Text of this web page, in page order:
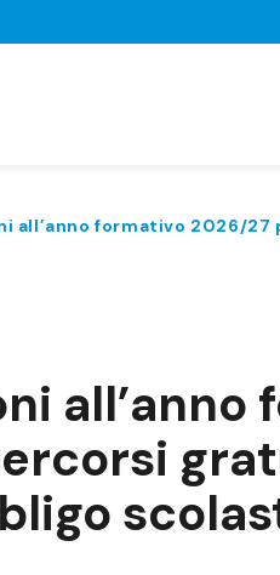
all’anno formativo 2026/
all’anno